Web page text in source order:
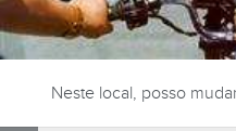
Neste local, posso